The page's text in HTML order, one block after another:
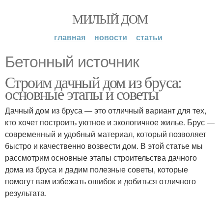
МИЛЫЙ ДОМ
главная новости статьи
Бетонный источник
Строим дачный дом из бруса:
основные этапы и советы
Дачный дом из бруса — это отличный вариант для тех,
кто хочет построить уютное и экологичное жилье. Брус —
современный и удобный материал, который позволяет
быстро и качественно возвести дом. В этой статье мы
рассмотрим основные этапы строительства дачного
дома из бруса и дадим полезные советы, которые
помогут вам избежать ошибок и добиться отличного
результата.